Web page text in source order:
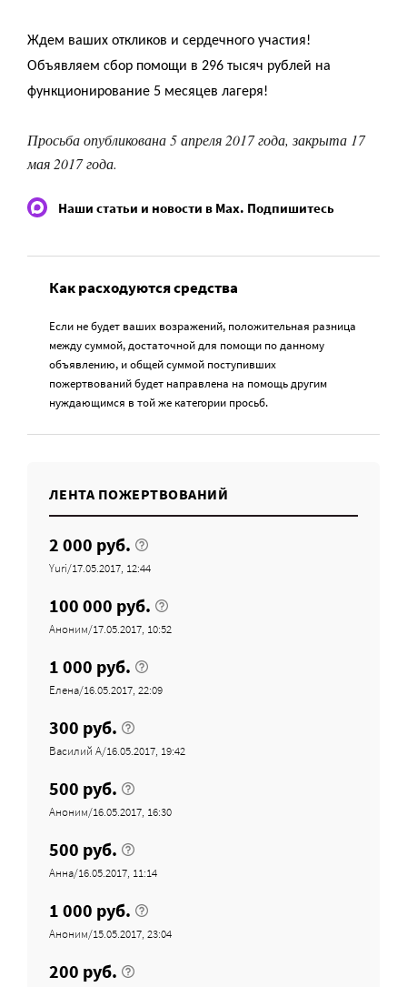
Ждем ваших откликов и сердечного участия!
Объявляем сбор помощи в 296 тысяч рублей на
функционирование 5 месяцев лагеря!
Просьба опубликована 5 апреля 2017 года, закрыта 17
мая 2017 года.
Наши статьи и новости в Max. Подпишитесь
Как расходуются средства
Если не будет ваших возражений, положительная разница
между суммой, достаточной для помощи по данному
объявлению, и общей суммой поступивших
пожертвований будет направлена на помощь другим
нуждающимся в той же категории просьб.
ЛЕНТА ПОЖЕРТВОВАНИЙ
2 000 руб.
Yuri/17.05.2017, 12:44
100 000 руб.
Аноним/17.05.2017, 10:52
1 000 руб.
Eлена/16.05.2017, 22:09
300 руб.
Василий А/16.05.2017, 19:42
500 руб.
Аноним/16.05.2017, 16:30
500 руб.
Анна/16.05.2017, 11:14
1 000 руб.
Аноним/15.05.2017, 23:04
200 руб.